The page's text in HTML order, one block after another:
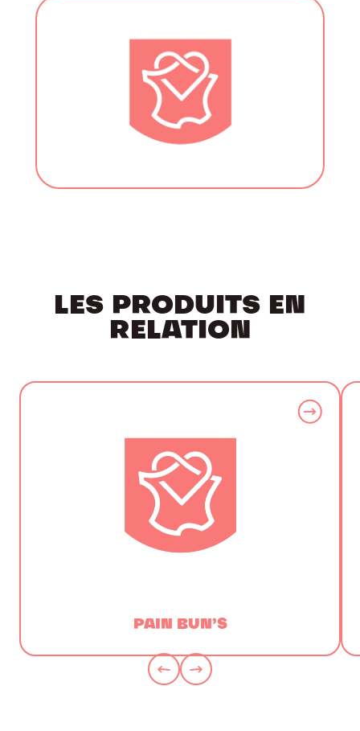
LES PRODUITS EN
RELATION
PAIN BUN’S